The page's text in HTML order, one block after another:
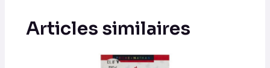
Articles similaires